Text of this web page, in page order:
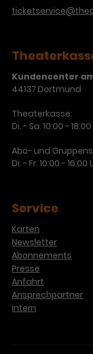
Kundencenter
44137 Dortmund
Theaterkasse:
Di. - Sa. 10:00 -
Abo- und
Di. - Fr. 10:00 - 16:00
Service
Karten
Newsletter
Abonnements
Presse
Anfahrt
Ansprechpartner
Intern